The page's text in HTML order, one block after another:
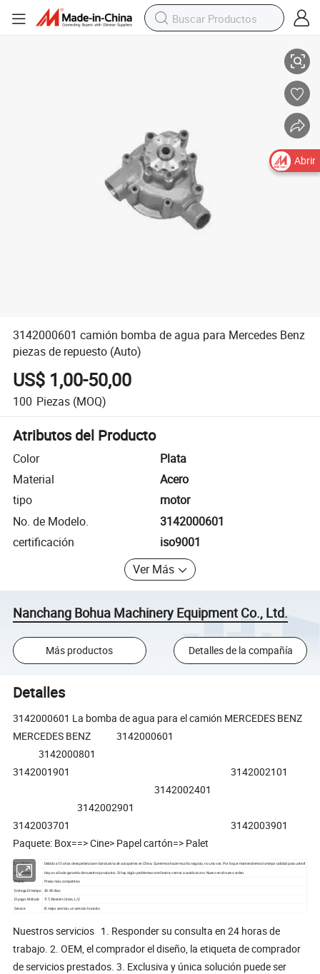
3142000601 camión bomba de agua para Mercedes Benz
piezas de repuesto (Auto)
US$ 1,00-50,00
100 Piezas (MOQ)
Atributos del Producto
Color
Plata
Material
Acero
tipo
motor
No. de Modelo.
3142000601
certificación
iso9001
Ver Más
Nanchang Bohua Machinery Equipment Co., Ltd.
Más productos Detalles de la compañía
Detalles
3142000601 La bomba de agua para el camión MERCEDES BENZ
MERCEDES BENZ 3142000601
3142000801
3142001901 3142002101
3142002401
3142002901
3142003701 3142003901
Paquete: Box==> Cine> Papel cartón=> Palet
La calidad
Debido a 10 años de experiencia en la industria de autopartes en China. Queremos hacer mucho negocio, no una vez. Por lo que mantendremos la mejor calidad para usted!
La garantía
Hay un año de garantía de nuestros productos. Si hay algún problema con el lastre, vamos a sustituir uno Nuevo en el nuevo orden.
Precio
Precio más competitivo
Entrega El tiempo
30-45 días
El pago- Método
T/T, Western Union, L/C
Service
El mejor servicio, un servicio honesto
Nuestros servicios 1. Responder su consulta en 24 horas de
trabajo. 2. OEM, el comprador el diseño, la etiqueta de comprador
de servicios prestados. 3. Exclusiva y única solución puede ser
Abrir